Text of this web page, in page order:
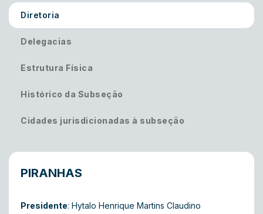
Diretoria
Delegacias
Estrutura Física
Histórico da Subseção
Cidades jurisdicionadas à subseção
PIRANHAS
Presidente: Hytalo Henrique Martins Claudino